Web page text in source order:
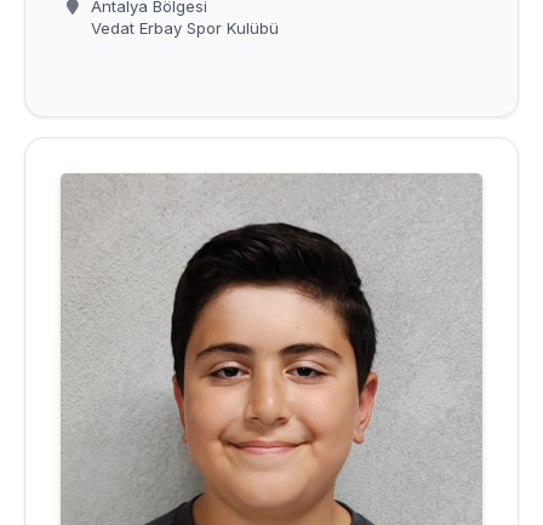
Antalya Bölgesi
Vedat Erbay Spor Kulübü